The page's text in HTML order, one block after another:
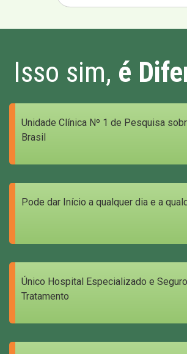
Isso sim, é
Unidade Clínica Nº 1 de Pesquisa
Brasil
Pode dar Início a qualquer dia e a
Único Hospital Especializado e
Tratamento